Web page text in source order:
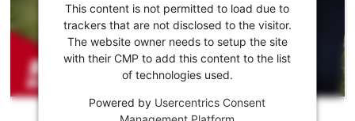
pour
pouvoir
charger
Youtube
This content is not permitted to load due to
trackers that are not disclosed to the visitor.
The website owner needs to setup the site
with their CMP to add this content to the list
of technologies used.
Powered by Usercentrics Consent